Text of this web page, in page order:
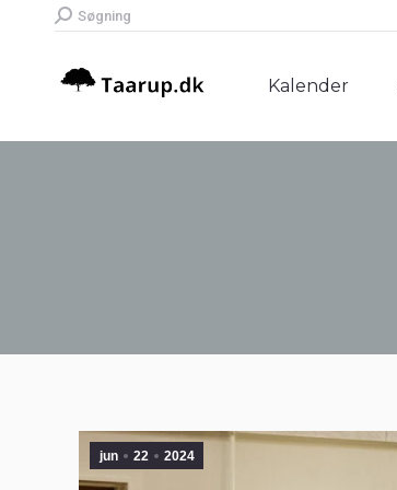
Search:
Søgning
Kalender
jun 22 2024
Kalender